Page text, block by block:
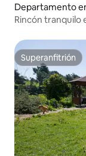
Departamento
Rincón tranquilo
Superanfitrión
Superanfitrión